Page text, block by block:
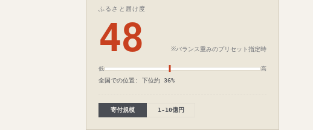
ふるさと届け度
48 ※バランス重みのプリセット指定時
低 高
全国での位置: 下位約 36%
寄付規模 1-10億円